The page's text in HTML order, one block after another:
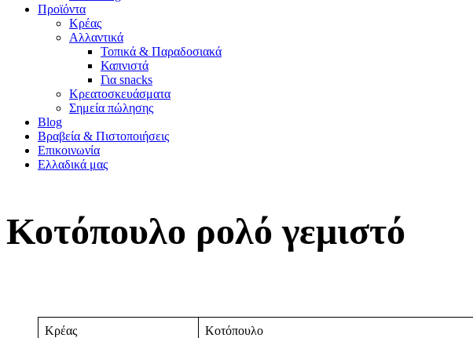
Προϊόντα
Κρέας
Αλλαντικά
Τοπικά & Παραδοσιακά
Καπνιστά
Για snacks
Κρεατοσκευάσματα
Σημεία πώλησης
Blog
Βραβεία & Πιστοποιήσεις
Επικοινωνία
Ελλαδικά μας
Κοτόπουλο ρολό γεμιστό
Κρέας Κοτόπουλο